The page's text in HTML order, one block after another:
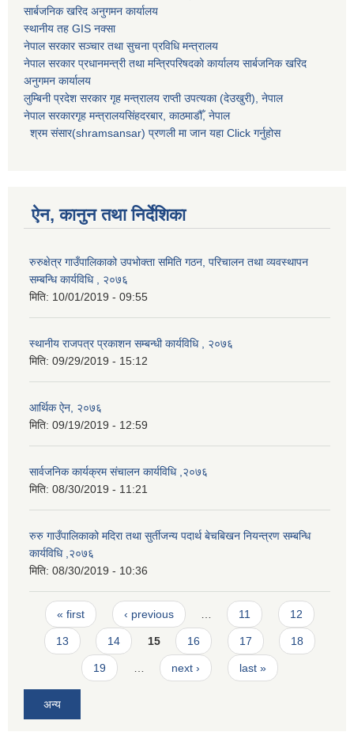
सार्बजनिक खरिद अनुगमन कार्यालय
स्थानीय तह GIS नक्सा
नेपाल सरकारसञ्चार तथा सुचना प्रविधि मन्त्रालय
नेपाल सरकार प्रधानमन्त्री तथा मन्त्रिपरिषदको कार्यालय सार्बजनिक खरिद
अनुगमन कार्यालय
लुम्बिनी प्रदेश सरकार गृह मन्त्रालय राप्ती उपत्यका (देउखुरी), नेपाल
नेपाल सरकारगृह मन्त्रालयसिंहदरबार, काठमाडौँ, नेपाल
श्रम संसार(shramsansar) प्रणली मा जान यहा Click गर्नुहोस
ऐन, कानुन तथा निर्देशिका
रुरुक्षेत्र गाउँपालिकाको उपभोक्ता समिति गठन, परिचालन तथा व्यवस्थापन
सम्बन्धि कार्यविधि , २०७६
मिति: 10/01/2019 - 09:55
स्थानीय राजपत्र प्रकाशन सम्बन्धी कार्यविधि , २०७६
मिति: 09/29/2019 - 15:12
आर्थिक ऐन, २०७६
मिति: 09/19/2019 - 12:59
सार्वजनिक कार्यक्रम संचालन कार्यविधि ,२०७६
मिति: 08/30/2019 - 11:21
रुरु गाउँपालिकाको मदिरा तथा सुर्तीजन्य पदार्थ बेचबिखन नियन्त्रण सम्बन्धि
कार्यविधि ,२०७६
मिति: 08/30/2019 - 10:36
Pages
« first ‹ previous 11 12
13 14 15 16 17 18
19 next › last »
अन्य